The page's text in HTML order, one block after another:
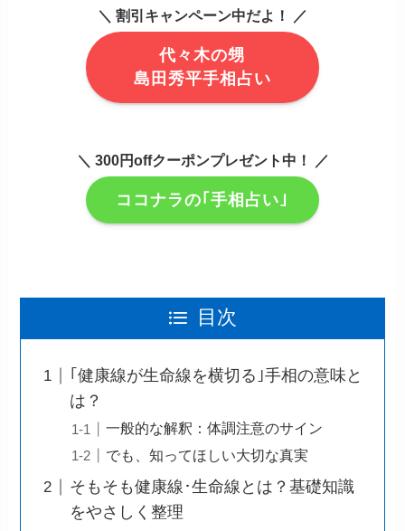
＼ 割引キャンペーン中だよ！ ／
代々木の甥
島田秀平手相占い
＼ 300円offクーポンプレゼント中！ ／
ココナラの｢手相占い｣
目次
｢健康線が生命線を横切る｣手相の意味と
は？
一般的な解釈：体調注意のサイン
でも、知ってほしい大切な真実
そもそも健康線･生命線とは？基礎知識
をやさしく整理